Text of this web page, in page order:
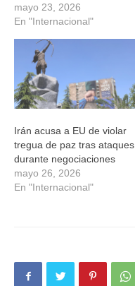
mayo 23, 2026
En "Internacional"
Irán acusa a EU de violar
tregua de paz tras ataques
durante negociaciones
mayo 26, 2026
En "Internacional"